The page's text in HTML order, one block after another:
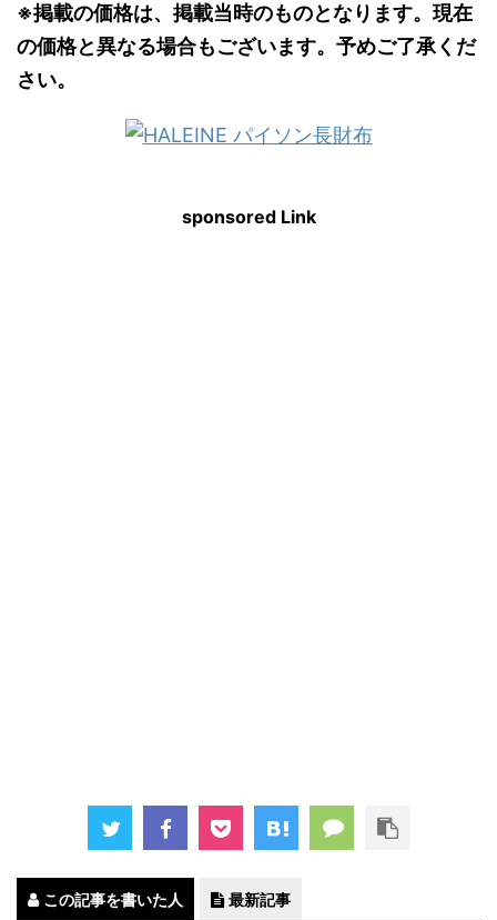
※掲載の価格は、掲載当時のものとなります。現在
の価格と異なる場合もございます。予めご了承くだ
さい。
sponsored Link
この記事を書いた人 最新記事